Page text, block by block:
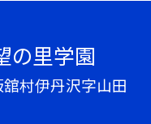
の里学園
村伊丹沢字山田